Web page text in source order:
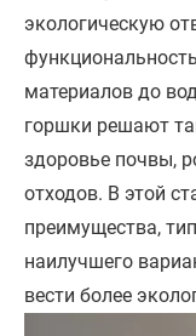
экологическую
материалов до
горшки решают
здоровье почвы,
отходов. В этой
преимущества,
наилучшего
вести более